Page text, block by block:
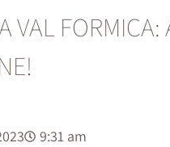
VAL
9:31 am